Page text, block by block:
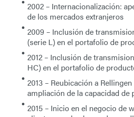
2002 – Internacionalización:
de los mercados extranjeros
2009 – Inclusión de
(serie L) en el portafolio de
2012 – Inclusión de
HC) en el portafolio de
2013 – Reubicación a
ampliación de la capacidad de
2015 – Inicio en el negocio de